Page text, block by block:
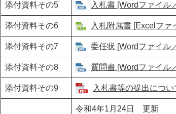
添付資料その5 入札書 [Wordファイル
添付資料その6 入札附属書 [Excelファ
添付資料その7 委任状 [Wordファイル
添付資料その8 質問書 [Wordファイル
添付資料その9 入札書等の提出につ
令和4年1月24日 更新